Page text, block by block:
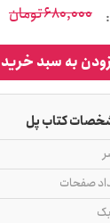
680,000تومان
به سبد خرید
کتاب پل
صفحات